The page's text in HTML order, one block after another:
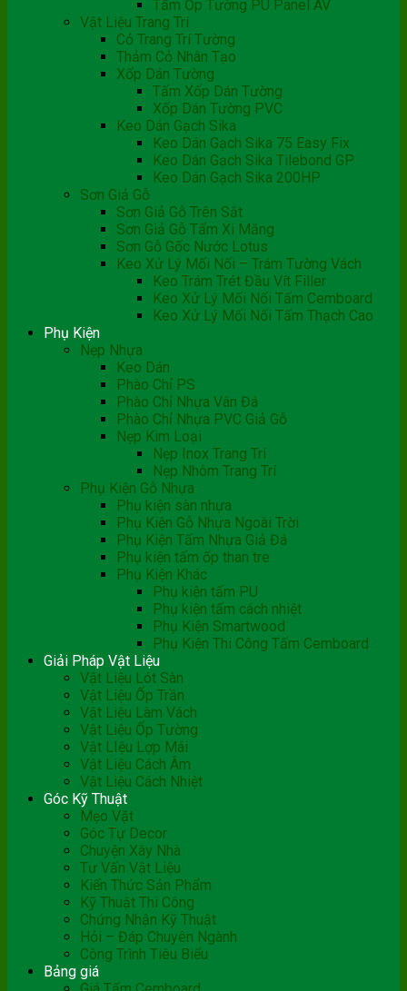
Tấm Ốp Tường PU Panel AV
Vật Liệu Trang Trí
Cỏ Trang Trí Tường
Thảm Cỏ Nhân Tạo
Xốp Dán Tường
Tấm Xốp Dán Tường
Xốp Dán Tường PVC
Keo Dán Gạch Sika
Keo Dán Gạch Sika 75 Easy Fix
Keo Dán Gạch Sika Tilebond GP
Keo Dán Gạch Sika 200HP
Sơn Giả Gỗ
Sơn Giả Gỗ Trên Sắt
Sơn Giả Gỗ Tấm Xi Măng
Sơn Gỗ Gốc Nước Lotus
Keo Xử Lý Mối Nối – Trám Tường Vách
Keo Trám Trét Đầu Vít Filler
Keo Xử Lý Mối Nối Tấm Cemboard
Keo Xử Lý Mối Nối Tấm Thạch Cao
Phụ Kiện
Nẹp Nhựa
Keo Dán
Phào Chỉ PS
Phào Chỉ Nhựa Vân Đá
Phào Chỉ Nhựa PVC Giả Gỗ
Nẹp Kim Loại
Nẹp Inox Trang Trí
Nẹp Nhôm Trang Trí
Phụ Kiện Gỗ Nhựa
Phụ kiện sàn nhựa
Phụ Kiện Gỗ Nhựa Ngoài Trời
Phụ Kiện Tấm Nhựa Giả Đá
Phụ kiện tấm ốp than tre
Phụ Kiện Khác
Phụ kiện tấm PU
Phụ kiện tấm cách nhiệt
Phụ Kiện Smartwood
Phụ Kiện Thi Công Tấm Cemboard
Giải Pháp Vật Liệu
Vật Liệu Lót Sàn
Vật Liệu Ốp Trần
Vật Liệu Làm Vách
Vật Liệu Ốp Tường
Vật LIệu Lợp Mái
Vật Liệu Cách Âm
Vật Liệu Cách Nhiệt
Góc Kỹ Thuật
Mẹo Vặt
Góc Tự Decor
Chuyện Xây Nhà
Tư Vấn Vật Liệu
Kiến Thức Sản Phẩm
Kỹ Thuật Thi Công
Chứng Nhận Kỹ Thuật
Hỏi – Đáp Chuyên Ngành
Công Trình Tiêu Biểu
Bảng giá